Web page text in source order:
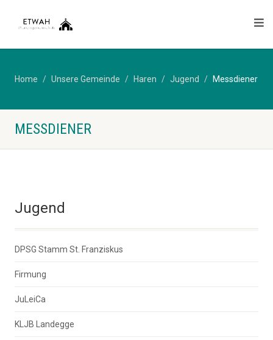
Home Unsere Gemeinde Haren Jugend Messdiener
MESSDIENER
Jugend
DPSG Stamm St. Franziskus
Firmung
JuLeiCa
KLJB Landegge